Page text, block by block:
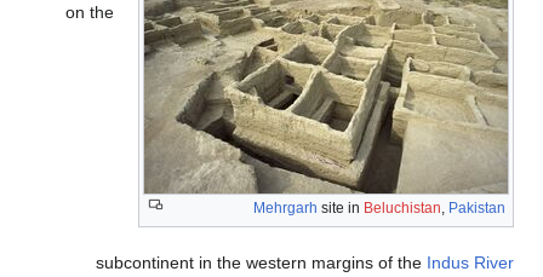
Mehrgarh site in Beluchistan Pakistan
on the
subcontinent in the western margins of the Indus River